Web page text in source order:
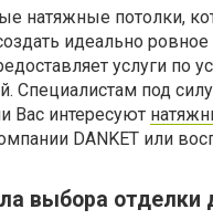
натяжные потолки,
идеально
услуги по
Специалистам под
Вас интересуют
DANKET или
выбора отделки